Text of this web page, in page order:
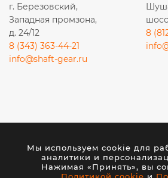
K2652PU
LEO101364B
M9710018V
MA1496
SL81205
ST40283AB
Мы используем cookie для
аналитики и
Нажимая «Принять», вы
г. Березовский,
Западная промзона,
д. 24/12
8 (343) 363-44-21
info@shaft-gear.ru
8
каких условиях не является
определяемой положениями